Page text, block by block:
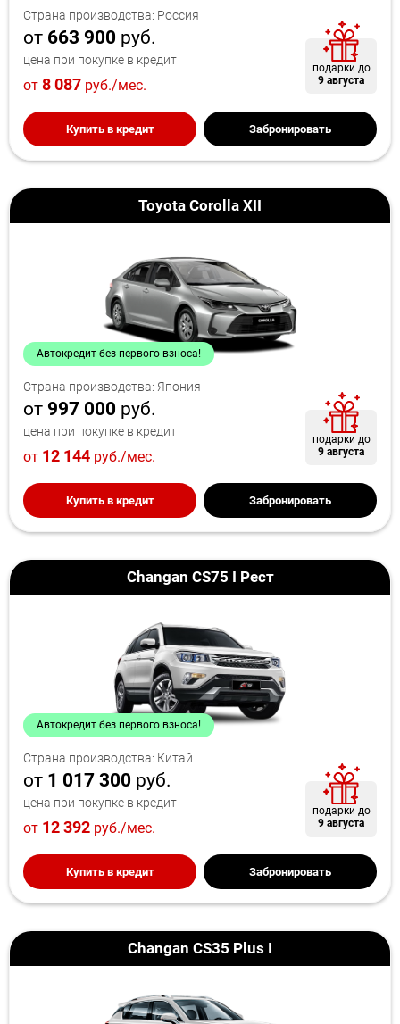
Страна производства: Россия
от 663 900 руб.
цена при покупке в кредит
от 8 087 руб./мес.
подарки до
9 августа
Купить в кредит Забронировать
Toyota Corolla XII
Автокредит без первого взноса!
Страна производства: Япония
от 997 000 руб.
цена при покупке в кредит
от 12 144 руб./мес.
подарки до
9 августа
Купить в кредит Забронировать
Changan CS75 I Рест
Автокредит без первого взноса!
Страна производства: Китай
от 1 017 300 руб.
цена при покупке в кредит
от 12 392 руб./мес.
подарки до
9 августа
Купить в кредит Забронировать
Changan CS35 Plus I